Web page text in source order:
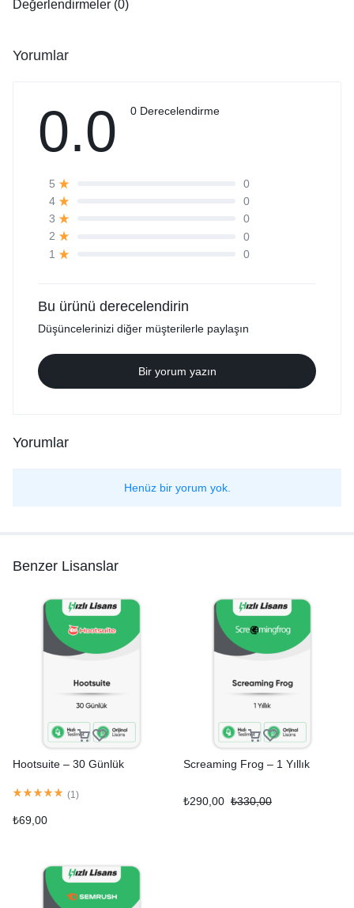
Değerlendirmeler (0)
Yorumlar
0.0 0 Derecelendirme
5
0
4
0
3
0
2
0
1
0
Bu ürünü derecelendirin
Düşüncelerinizi diğer müşterilerle paylaşın
Bir yorum yazın
Yorumlar
Henüz bir yorum yok.
Benzer Lisanslar
Hootsuite – 30 Günlük
(1)
₺69,00
Screaming Frog – 1 Yıllık
₺290,00 ₺330,00